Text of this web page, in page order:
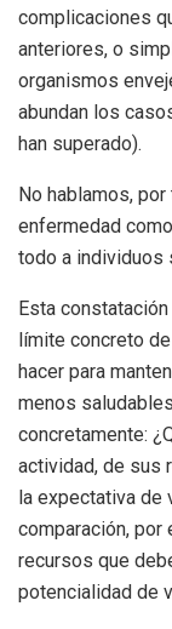
complicaciones
anteriores, o
organismos
abundan los
han superado).
No hablamos,
enfermedad
todo a individuos
Esta
límite concreto
hacer para
menos
concretamente:
actividad, de sus
la expectativa de
comparación, por
recursos que
potencialidad de